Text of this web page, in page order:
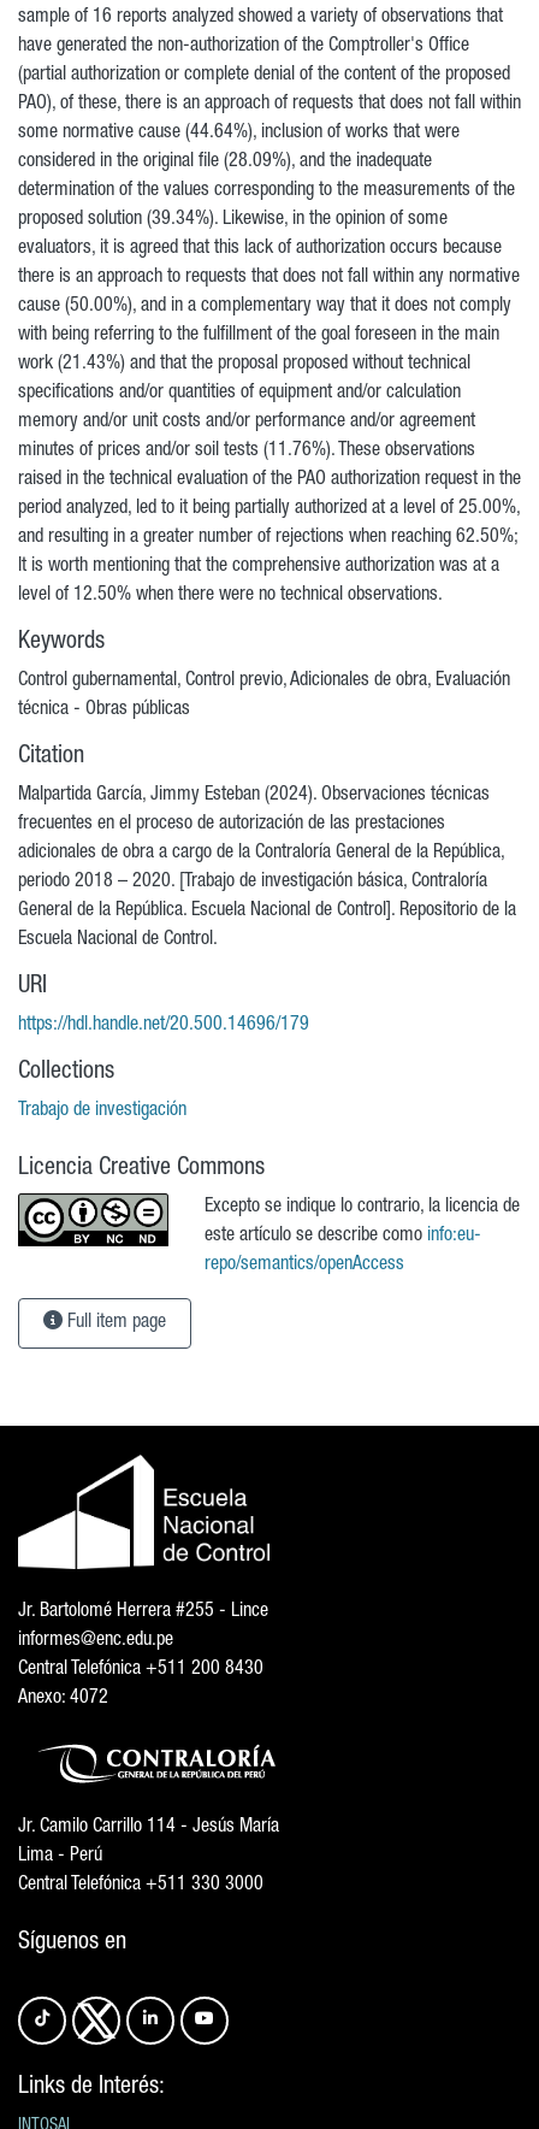
sample of 16 reports analyzed showed a variety of observations that
have generated the non-authorization of the Comptroller's Office
(partial authorization or complete denial of the content of the proposed
PAO), of these, there is an approach of requests that does not fall within
some normative cause (44.64%), inclusion of works that were
considered in the original file (28.09%), and the inadequate
determination of the values corresponding to the measurements of the
proposed solution (39.34%). Likewise, in the opinion of some
evaluators, it is agreed that this lack of authorization occurs because
there is an approach to requests that does not fall within any normative
cause (50.00%), and in a complementary way that it does not comply
with being referring to the fulfillment of the goal foreseen in the main
work (21.43%) and that the proposal proposed without technical
specifications and/or quantities of equipment and/or calculation
memory and/or unit costs and/or performance and/or agreement
minutes of prices and/or soil tests (11.76%). These observations
raised in the technical evaluation of the PAO authorization request in the
period analyzed, led to it being partially authorized at a level of 25.00%,
and resulting in a greater number of rejections when reaching 62.50%;
It is worth mentioning that the comprehensive authorization was at a
level of 12.50% when there were no technical observations.
Keywords
Control gubernamental, Control previo,Adicionales de obra, Evaluación
técnica - Obras públicas
Citation
Malpartida García, Jimmy Esteban (2024). Observaciones técnicas
frecuentes en el proceso de autorización de las prestaciones
adicionales de obra a cargo de la Contraloría General de la República,
periodo 2018 – 2020. [Trabajo de investigación básica, Contraloría
General de la República. Escuela Nacional de Control]. Repositorio de la
Escuela Nacional de Control.
URI
https://hdl.handle.net/20.500.14696/179
Collections
Trabajo de investigación
Licencia Creative Commons
Excepto se indique lo contrario, la licencia de
este artículo se describe como info:eu-
repo/semantics/openAccess
Full item page
Jr. Bartolomé Herrera #255 - Lince
informes@enc.edu.pe
Central Telefónica +511 200 8430
Anexo: 4072
Jr. Camilo Carrillo 114 - Jesús María
Lima - Perú
Central Telefónica +511 330 3000
Síguenos en
Links de Interés: